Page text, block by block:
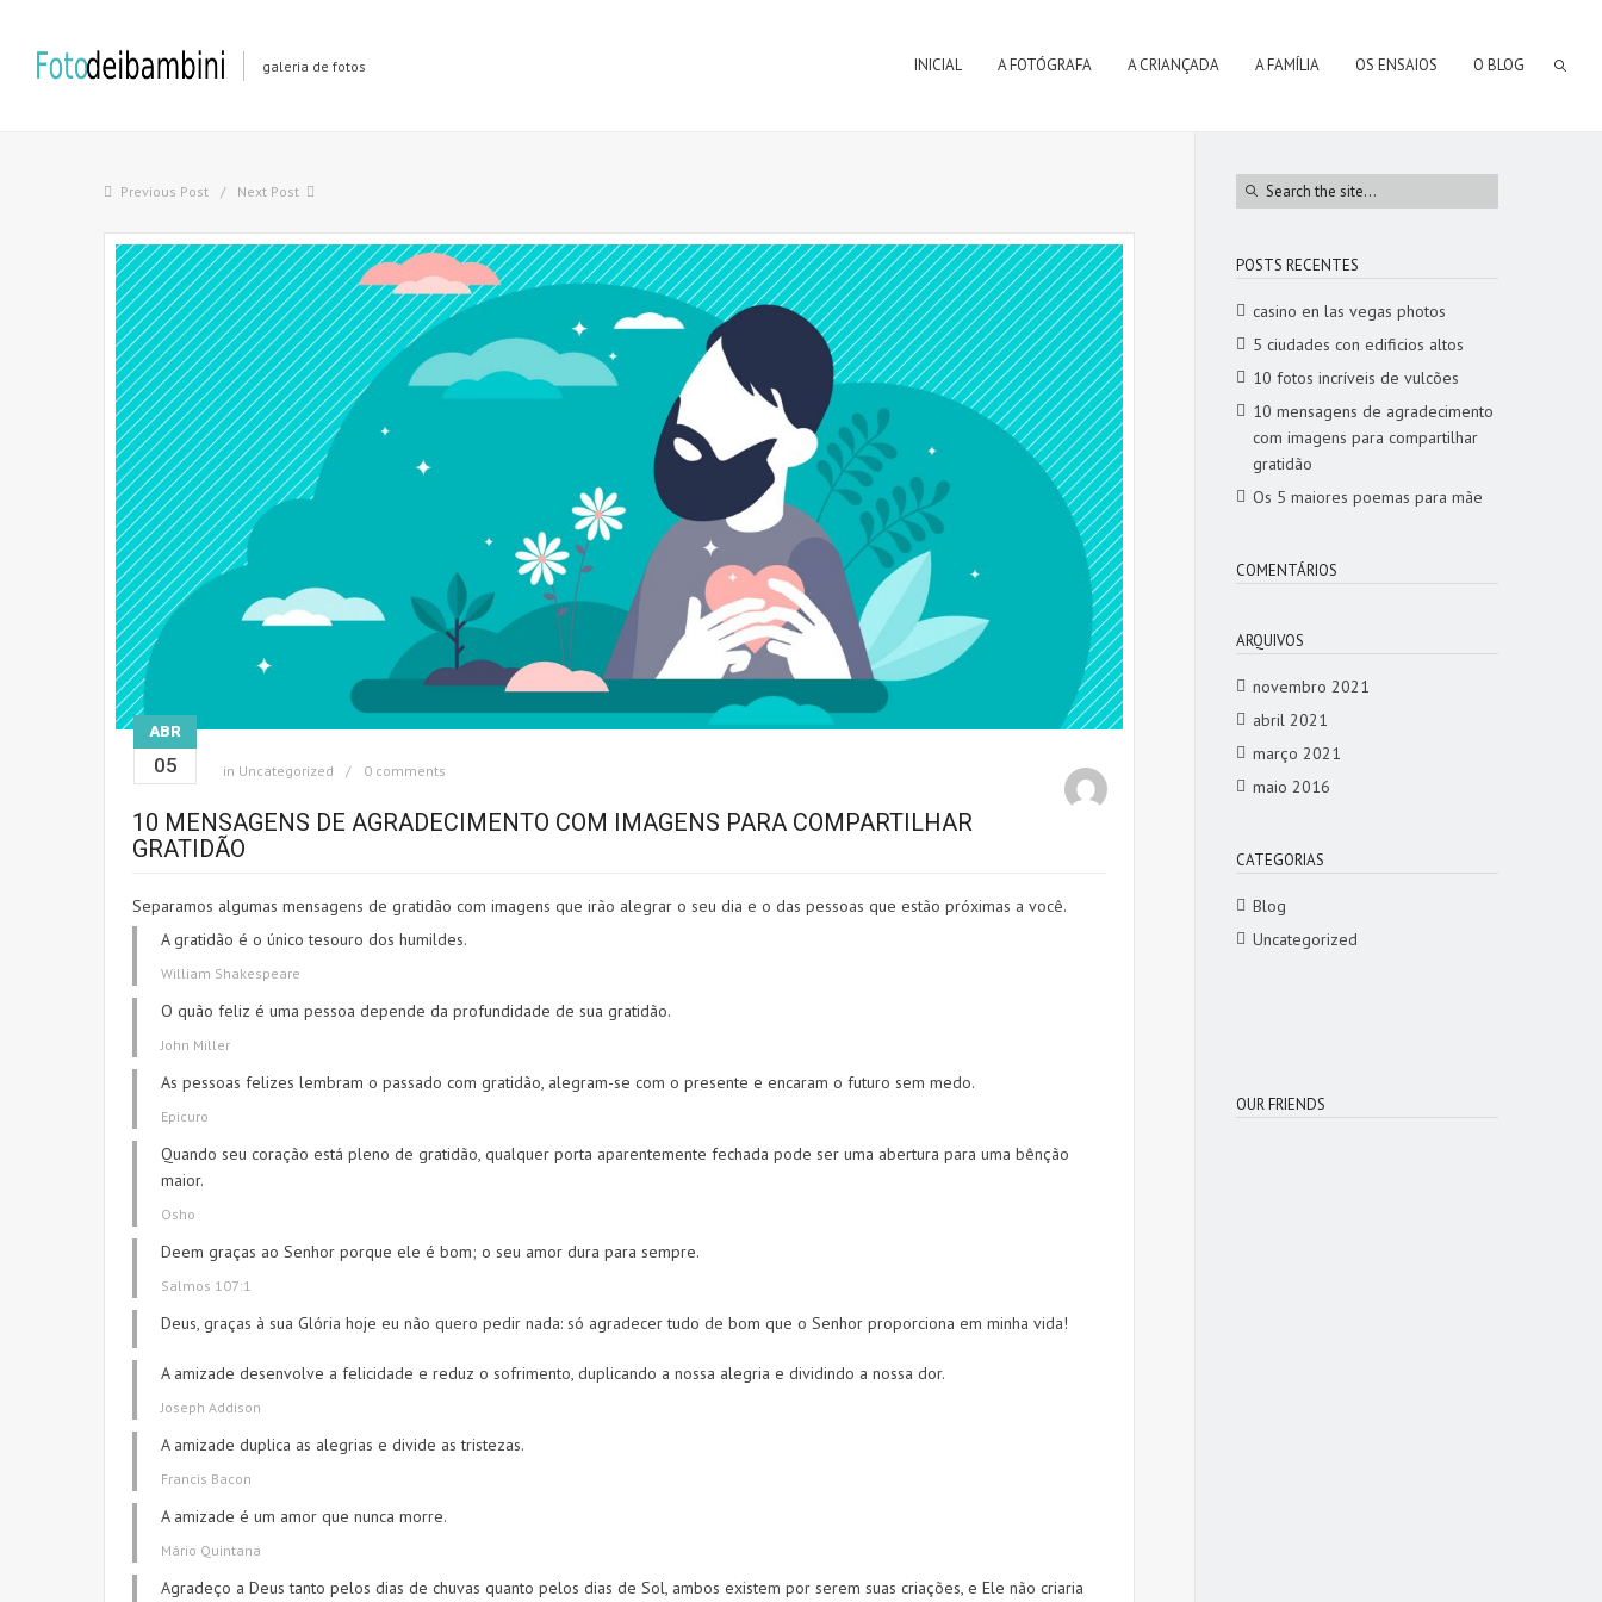
galeria de fotos INICIAL A FOTÓGRAFA A CRIANÇADA A FAMÍLIA OS ENSAIOS O BLOG
Previous Post Next Post
ABR
05 in Uncategorized 0 comments
10 MENSAGENS DE AGRADECIMENTO COM IMAGENS PARA COMPARTILHAR
GRATIDÃO
Separamos algumas mensagens de gratidão com imagens que irão alegrar o seu dia e o das pessoas que estão próximas a você.
A gratidão é o único tesouro dos humildes.
William Shakespeare
O quão feliz é uma pessoa depende da profundidade de sua gratidão.
John Miller
As pessoas felizes lembram o passado com gratidão, alegram-se com o presente e encaram o futuro sem medo.
Epicuro
Quando seu coração está pleno de gratidão, qualquer porta aparentemente fechada pode ser uma abertura para uma bênção
maior.
Osho
Deem graças ao Senhor porque ele é bom; o seu amor dura para sempre.
Salmos 107:1
Deus, graças à sua Glória hoje eu não quero pedir nada: só agradecer tudo de bom que o Senhor proporciona em minha vida!
A amizade desenvolve a felicidade e reduz o sofrimento, duplicando a nossa alegria e dividindo a nossa dor.
Joseph Addison
A amizade duplica as alegrias e divide as tristezas.
Francis Bacon
A amizade é um amor que nunca morre.
Mário Quintana
Agradeço a Deus tanto pelos dias de chuvas quanto pelos dias de Sol, ambos existem por serem suas criações, e Ele não criaria
POSTS RECENTES
casino en las vegas photos
5 ciudades con edificios altos
10 fotos incríveis de vulcões
10 mensagens de agradecimento
com imagens para compartilhar
gratidão
Os 5 maiores poemas para mãe
COMENTÁRIOS
ARQUIVOS
novembro 2021
abril 2021
março 2021
maio 2016
CATEGORIAS
Blog
Uncategorized
OUR FRIENDS